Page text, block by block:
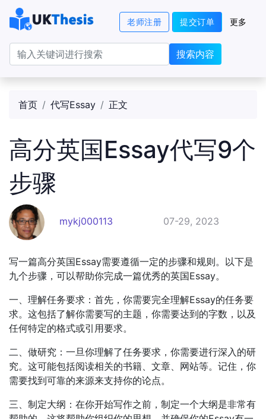
老师注册 提交订单 更多
搜索内容
首页 代写Essay 正文
高分英国Essay代写9个
步骤
mykj000113 07-29, 2023
写一篇高分英国Essay需要遵循一定的步骤和规则。以下是
九个步骤，可以帮助你完成一篇优秀的英国Essay。
一、理解任务要求：首先，你需要完全理解Essay的任务要
求。这包括了解你需要写的主题，你需要达到的字数，以及
任何特定的格式或引用要求。
二、做研究：一旦你理解了任务要求，你需要进行深入的研
究。这可能包括阅读相关的书籍、文章、网站等。记住，你
需要找到可靠的来源来支持你的论点。
三、制定大纲：在你开始写作之前，制定一个大纲是非常有